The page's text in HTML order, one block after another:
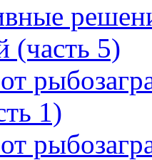
(часть 5)
1)